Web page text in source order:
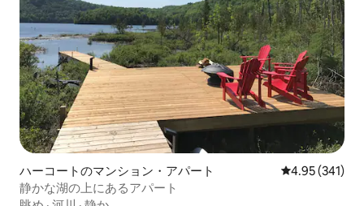
ハーコートのマンション・アパート レビュー341
4.95 (341)
静かな湖の上にあるアパート